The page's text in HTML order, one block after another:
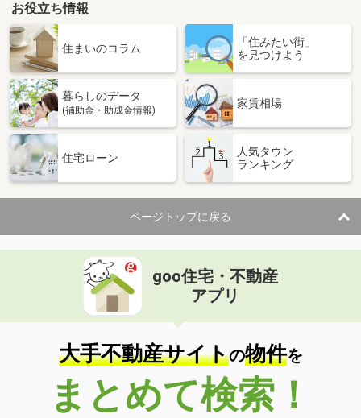
お役立ち情報
住まいのコラム
「住みたい街」
を見つけよう
暮らしのデータ
(補助金・助成金情報)
家賃相場
住宅ローン
人気タウン
ランキング
ページトップに戻る
goo住宅・不動産
アプリ
大手不動産サイトの物件を
まとめて検索！